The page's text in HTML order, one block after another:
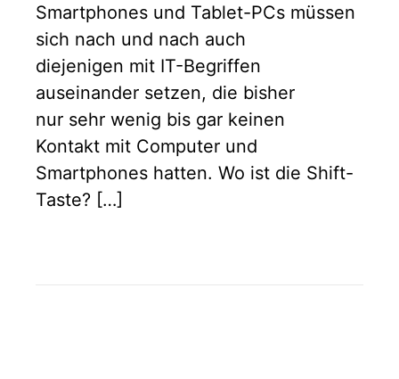
Smartphones und Tablet-PCs müssen
sich nach und nach auch
diejenigen mit IT-Begriffen
auseinander setzen, die bisher
nur sehr wenig bis gar keinen
Kontakt mit Computer und
Smartphones hatten. Wo ist die Shift-
Taste? […]